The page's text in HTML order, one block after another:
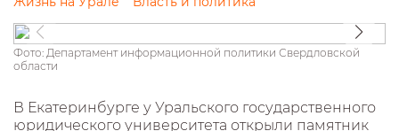
Фото: Департамент информационной политики Свердловской
области
В Екатеринбурге у Уральского государственного
юридического университета открыли памятник